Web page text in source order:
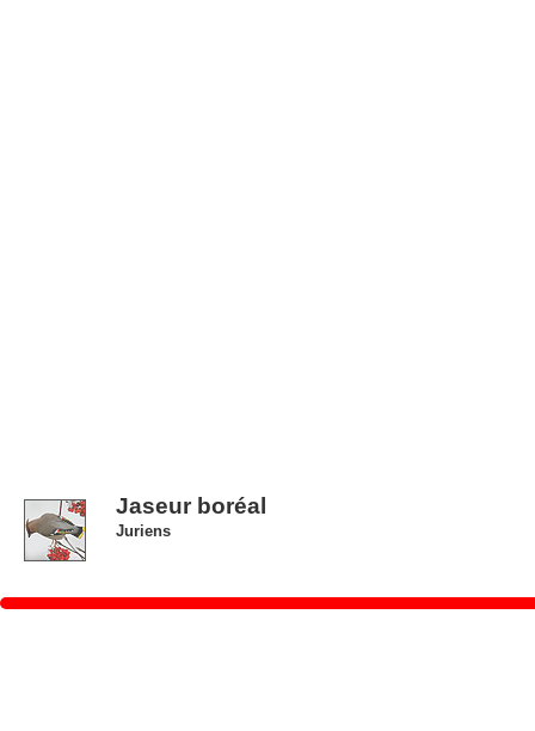
Jaseur boréal
Juriens